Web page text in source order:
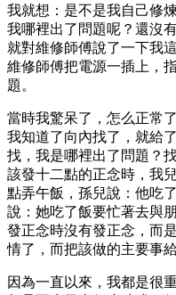
我就想：是不是我自己修
我哪裡出了問題呢？還沒
就對維修師傅說了一下我
維修師傅把電源一插上，
題。
當時我驚呆了，怎么正常
我知道了向內找了，就給
找，我是哪裡出了問題？
該發十二點的正念時，我
點弄午飯，孫兒說：他吃
說：她吃了飯要忙著去與
發正念時沒有發正念，而
情了，而把該做的主要事給
因為一直以來，我都是很